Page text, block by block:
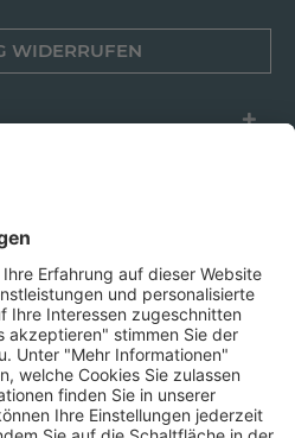
WIDERRUFEN
SIE UNS